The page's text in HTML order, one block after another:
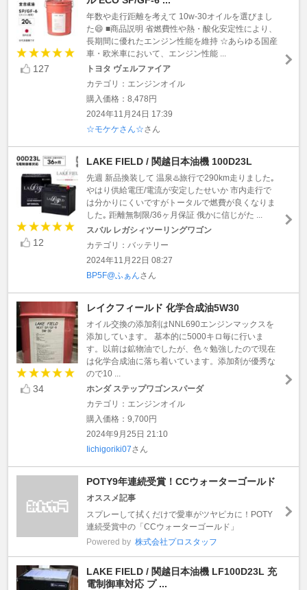
127
年数や走行距離を考えて 10w-30オイルを選びまし
た😄 ■商品説明 省燃費性や熱・酸化安定性により、
長期間に優れたエンジン性能を維持 ☆あらゆる国産
車・欧米車において、エンジン性能 ...
トヨタ ヴェルファイア
カテゴリ：エンジンオイル
購入価格：8,478円
2024年11月24日 17:39
☆モケケさん☆さん
12
LAKE FIELD / 関越日本油機 100D23L
先週 新品換装して 温泉♨️旅行で290km走りました｡
やはり供給電圧/電流が安定したせいか 市内走行で
は分かりにくいですがトータルで燃費が良くなりま
した｡ 距離無制限/36ヶ月保証 俄かに信じがた ...
スバル レガシィツーリングワゴン
カテゴリ：バッテリー
2024年11月22日 08:27
BP5F@ふぁんさん
34
レイクフィールド 化学合成油5W30
オイル交換の添加剤はNNL690エンジンマックスを
添加しています。 基本的に5000キロ毎に行いま
す。以前は鉱物油でしたが、色々勉強したので現在
は化学合成油に落ち着いています。添加剤が優秀な
ので10 ...
ホンダ ステップワゴンスパーダ
カテゴリ：エンジンオイル
購入価格：9,700円
2024年9月25日 21:10
Iichigoriki07さん
POTY9年連続受賞！CCウォーターゴールド
オススメ記事
スプレーして拭くだけで愛車がツヤピカに！POTY
連続受賞中の「CCウォーターゴールド」
Powered by 株式会社プロスタッフ
LAKE FIELD / 関越日本油機 LF100D23L 充
電制御車対応 プ ...